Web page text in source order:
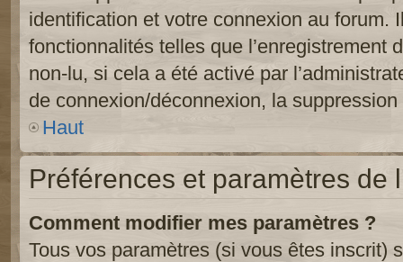
identification et votre connexion au forum.
fonctionnalités telles que l’enregistrement
non-lu, si cela a été activé par
de connexion/déconnexion, la
Haut
Préférences et paramètres de
Comment modifier mes paramètres ?
Tous vos paramètres (si vous êtes inscrit)